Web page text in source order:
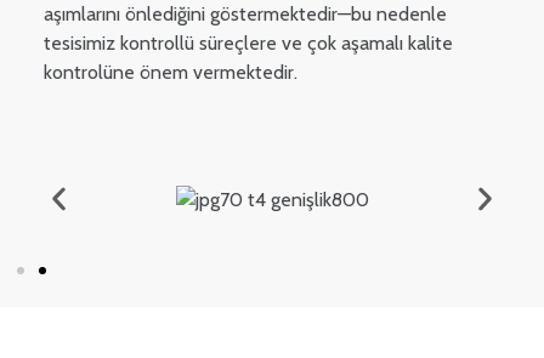
aşımlarını önlediğini göstermektedir—bu nedenle
tesisimiz kontrollü süreçlere ve çok aşamalı kalite
kontrolüne önem vermektedir.